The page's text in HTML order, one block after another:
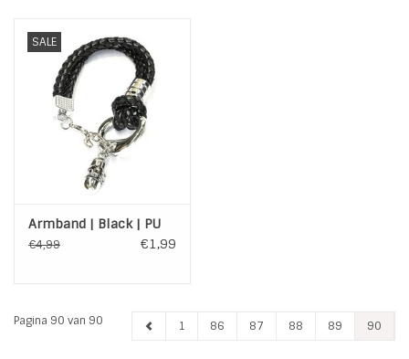
SALE
Armband | Black | PU
€4,99 €1,99
Pagina 90 van 90 1 86 87 88 89 90